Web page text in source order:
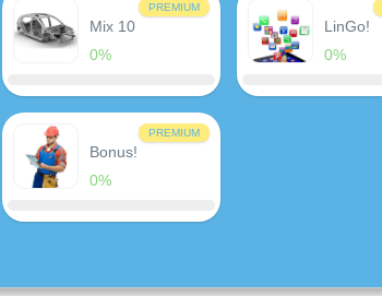
PREMIUM
Mix 10
0%
LinGo!
0%
PREMIUM
Bonus!
0%